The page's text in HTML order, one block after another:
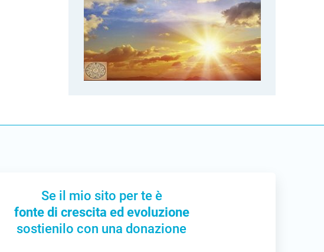
Se il mio sito per te è
fonte di crescita ed evoluzione
sostienilo con una donazione